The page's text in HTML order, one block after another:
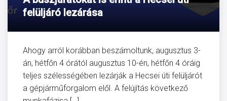
felüljáró lezárása
Ahogy arról korábban beszámoltunk, augusztus 3-
án, hétfőn 4 órától augusztus 10-én, hétfőn 4 óráig
teljes szélességében lezárják a Hecsei úti felüljárót
a gépjárműforgalom elől. A felújítás következő